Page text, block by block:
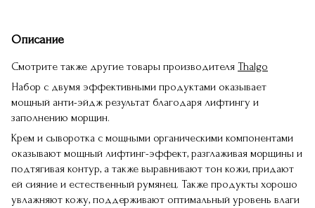
Описание
Смотрите также другие товары производителя Thalgo
Набор с двумя эффективными продуктами оказывает
мощный анти-эйдж результат благодаря лифтингу и
заполнению морщин.
Крем и сыворотка с мощными органическими компонентами
оказывают мощный лифтинг-эффект, разглаживая морщины и
подтягивая контур, а также выравнивают тон кожи, придают
ей сияние и естественный румянец. Также продукты хорошо
увлажняют кожу, поддерживают оптимальный уровень влаги